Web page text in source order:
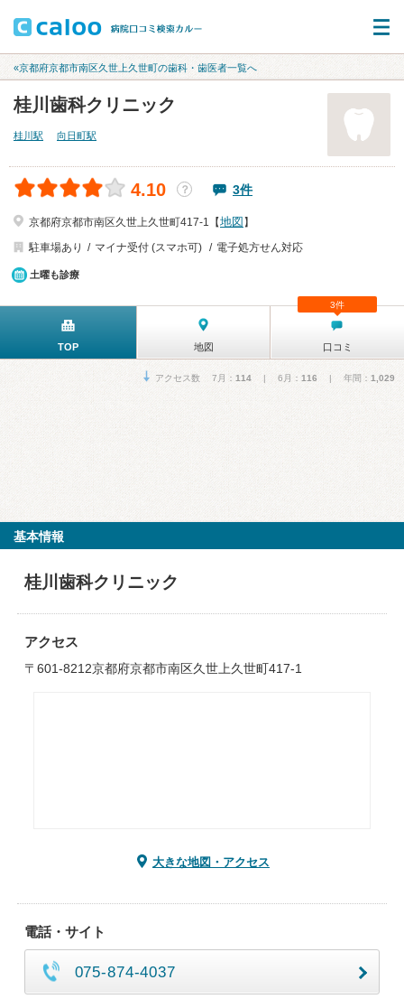
«京都府京都市南区久世上久世町の歯科・歯医者一覧へ
桂川歯科クリニック
桂川駅 向日町駅
4.10 ？ 3件
京都府京都市南区久世上久世町417-1【地図 】
駐車場あり
マイナ受付 (スマホ可) 電子処方せん対応
土曜も診療
TOP 地図 口コミ
3件
アクセス数 7月： 114 | 6月： 116 | 年間： 1,029
基本情報
桂川歯科クリニック
アクセス
〒601-8212京都府京都市南区久世上久世町417-1
大きな地図・アクセス
電話・サイト
075-874-4037